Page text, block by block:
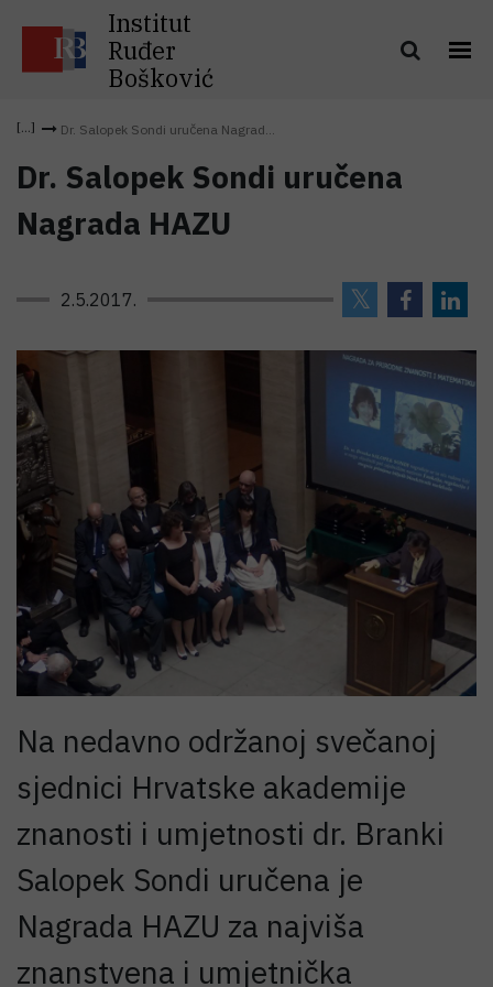
Institut
Ruđer
Bošković
Dr. Salopek Sondi uručena Nagrad...
Dr. Salopek Sondi uručena
Nagrada HAZU
2.5.2017.
Na nedavno održanoj svečanoj
sjednici Hrvatske akademije
znanosti i umjetnosti dr. Branki
Salopek Sondi uručena je
Nagrada HAZU za najviša
znanstvena i umjetnička